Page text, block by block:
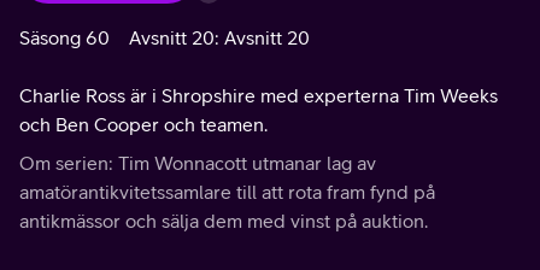
Säsong 60 Avsnitt 20: Avsnitt 20
Charlie Ross är i Shropshire med experterna Tim Weeks
och Ben Cooper och teamen.
Om serien: Tim Wonnacott utmanar lag av
amatörantikvitetssamlare till att rota fram fynd på
antikmässor och sälja dem med vinst på auktion.